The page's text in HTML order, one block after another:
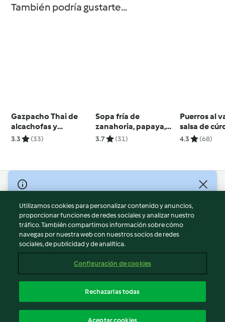
También podría gustarte...
Gazpacho Thai de
alcachofas y
espárragos
3.3 (33)
Sopa fría de
zanahoria, papaya,
pimiento amarillo y
3.7 (31)
Puerros al
salsa de
4.3 (68)
© Copyright 2026
Términos de uso
Política de privacidad
Aviso legal
Información legal
Reportar contenido
Declaración de accesibilidad
Utilizamos cookies para personalizar contenido y anuncios,
proporcionar funciones de redes sociales y analizar nuestro
tráfico. También compartimos información sobre cómo
navegas por nuestra web con nuestros socios de redes
sociales, de publicidad y de analítica.
Configuración de cookies
Rechazarlas todas
Aceptar cookies